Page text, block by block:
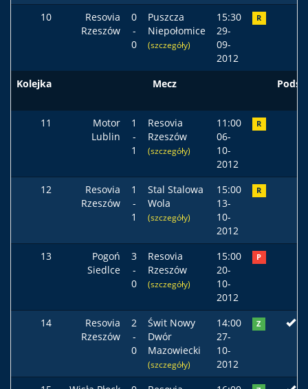
10
Resovia
Rzeszów
0
-
0
Puszcza
Niepołomice
(szczegóły)
15:30
29-
09-
2012
R
Kolejka Mecz Podst
11
Motor
Lublin
1
-
1
Resovia
Rzeszów
(szczegóły)
11:00
06-
10-
2012
R
12
Resovia
Rzeszów
1
-
1
Stal Stalowa
Wola
(szczegóły)
15:00
13-
10-
2012
R
13
Pogoń
Siedlce
3
-
0
Resovia
Rzeszów
(szczegóły)
15:00
20-
10-
2012
P
14
Resovia
Rzeszów
2
-
0
Świt Nowy
Dwór
Mazowiecki
(szczegóły)
14:00
27-
10-
2012
Z